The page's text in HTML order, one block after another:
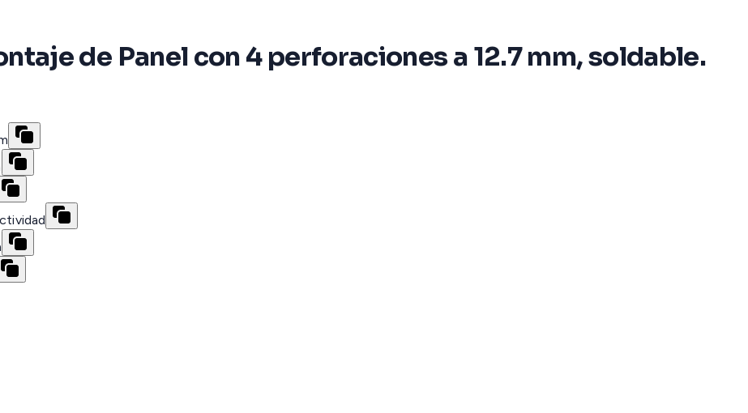
de Panel con 4 perforaciones a 12.7 mm, soldable.